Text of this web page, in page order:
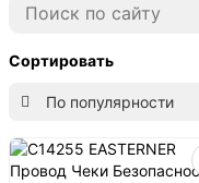
Сортировать
По популярности